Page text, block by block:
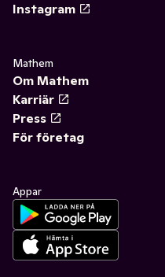
Instagram
Mathem
Om Mathem
Karriär
Press
För företag
Appar